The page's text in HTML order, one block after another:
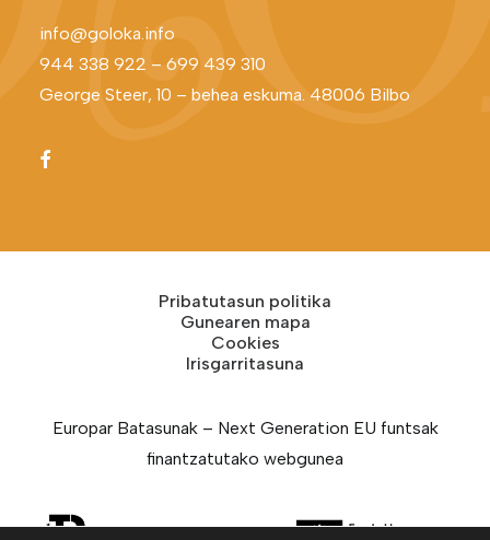
info@goloka.info
944 338 922 – 699 439 310
George Steer, 10 – behea eskuma. 48006 Bilbo
Pribatutasun politika
Gunearen mapa
Cookies
Irisgarritasuna
Europar Batasunak – Next Generation EU funtsak
finantzatutako webgunea